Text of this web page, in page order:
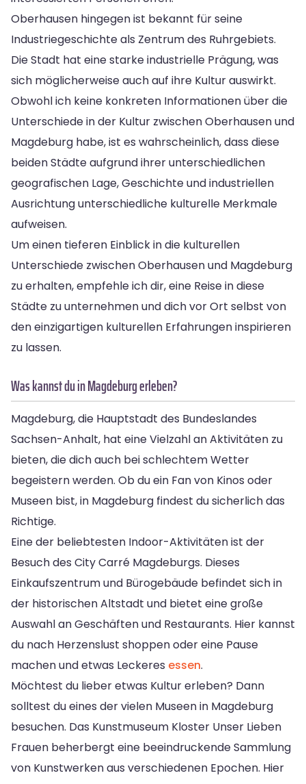
Oberhausen hingegen ist bekannt für seine
Industriegeschichte als Zentrum des Ruhrgebiets.
Die Stadt hat eine starke industrielle Prägung, was
sich möglicherweise auch auf ihre Kultur auswirkt.
Obwohl ich keine konkreten Informationen über die
Unterschiede in der Kultur zwischen Oberhausen und
Magdeburg habe, ist es wahrscheinlich, dass diese
beiden Städte aufgrund ihrer unterschiedlichen
geografischen Lage, Geschichte und industriellen
Ausrichtung unterschiedliche kulturelle Merkmale
aufweisen.
Um einen tieferen Einblick in die kulturellen
Unterschiede zwischen Oberhausen und Magdeburg
zu erhalten, empfehle ich dir, eine Reise in diese
Städte zu unternehmen und dich vor Ort selbst von
den einzigartigen kulturellen Erfahrungen inspirieren
zu lassen.
Was kannst du in Magdeburg erleben?
Magdeburg, die Hauptstadt des Bundeslandes
Sachsen-Anhalt, hat eine Vielzahl an Aktivitäten zu
bieten, die dich auch bei schlechtem Wetter
begeistern werden. Ob du ein Fan von Kinos oder
Museen bist, in Magdeburg findest du sicherlich das
Richtige.
Eine der beliebtesten Indoor-Aktivitäten ist der
Besuch des City Carré Magdeburgs. Dieses
Einkaufszentrum und Bürogebäude befindet sich in
der historischen Altstadt und bietet eine große
Auswahl an Geschäften und Restaurants. Hier kannst
du nach Herzenslust shoppen oder eine Pause
machen und etwas Leckeres essen.
Möchtest du lieber etwas Kultur erleben? Dann
solltest du eines der vielen Museen in Magdeburg
besuchen. Das Kunstmuseum Kloster Unser Lieben
Frauen beherbergt eine beeindruckende Sammlung
von Kunstwerken aus verschiedenen Epochen. Hier